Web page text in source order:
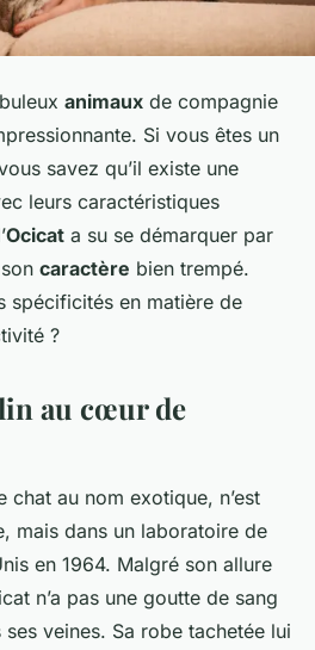
animaux de compagnie
Si vous êtes un
savez qu’il existe une
leurs caractéristiques
Ocicat a su se démarquer par
caractère bien trempé.
spécificités en matière de
?
au cœur de
chat au nom exotique, n’est
mais dans un laboratoire de
en 1964. Malgré son allure
n’a pas une goutte de sang
veines. Sa robe tachetée lui